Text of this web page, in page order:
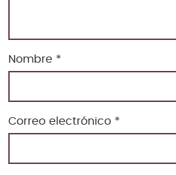
Nombre *
Correo electrónico *